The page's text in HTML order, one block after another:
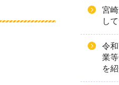
宮
し
令
業
を